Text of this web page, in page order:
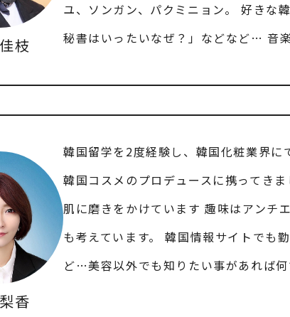
枝
ユ、ソンガン、パクミニョン。 好きな
秘書はいったいなぜ？」などなど… 音
香
韓国留学を2度経験し、韓国化粧業界に
韓国コスメのプロデュースに携ってき
肌に磨きをかけています 趣味はアンチ
も考えています。 韓国情報サイトでも
ど…美容以外でも知りたい事があれば何